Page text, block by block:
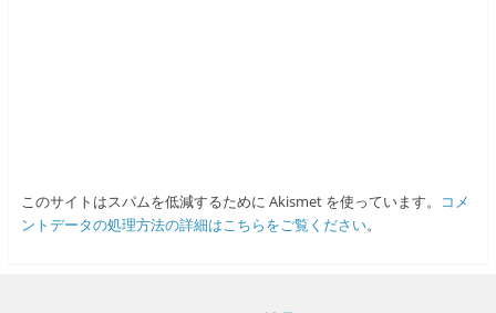
このサイトはスパムを低減するために Akismet を使っています。
コメ
ントデータの処理方法の詳細はこちらをご覧ください。